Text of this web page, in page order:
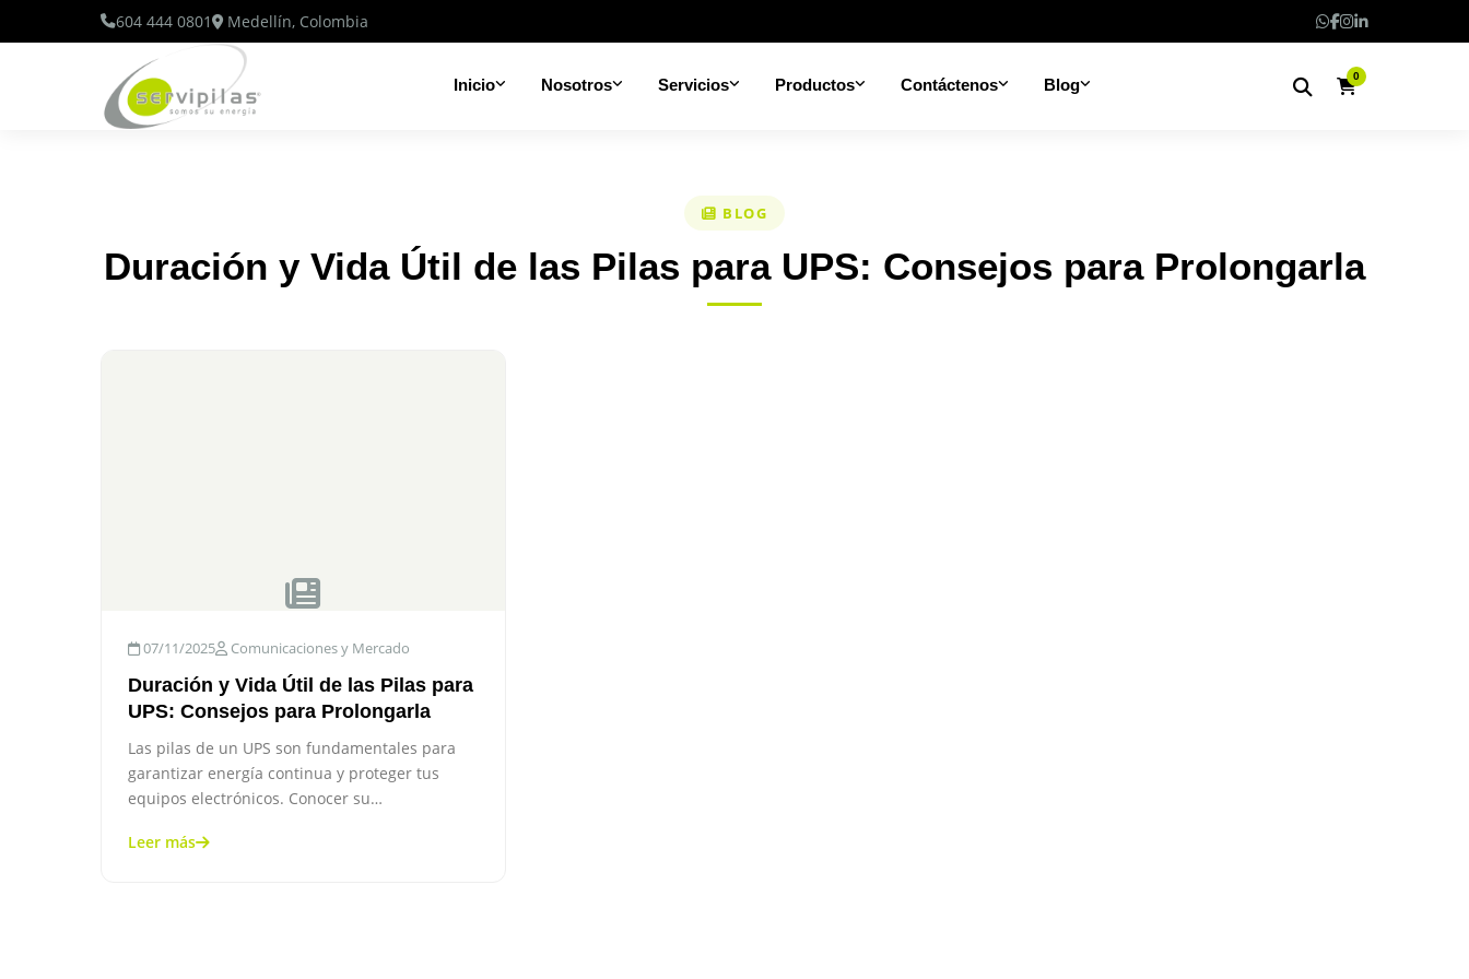
604 444 0801 Medellín, Colombia
Inicio Nosotros Servicios Productos Contáctenos Blog 0
BLOG
Duración y Vida Útil de las Pilas para UPS: Consejos para Prolongarla
07/11/2025 Comunicaciones y Mercado
Duración y Vida Útil de las Pilas para
UPS: Consejos para Prolongarla
Las pilas de un UPS son fundamentales para
garantizar energía continua y proteger tus
equipos electrónicos. Conocer su…
Leer más